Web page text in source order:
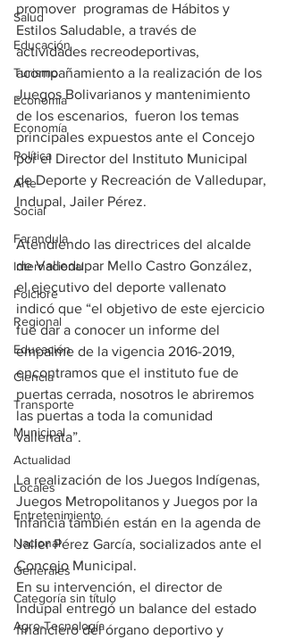
Salud
Educación
Turismo
Economía
Economía
Política
Arte
Social
Farandula
Internacional
Folclore
Regional
Educación
Ciencia
Transporte
Municipal
Actualidad
Locales
Entretenimiento
Nacional
Generales
Categoría sin título
Agro-Tecnología
promover  programas de Hábitos y
Estilos Saludable, a través de
actividades recreodeportivas,
acompañamiento a la realización de los
Juegos Bolivarianos y mantenimiento
de los escenarios,  fueron los temas
principales expuestos ante el Concejo
por el Director del Instituto Municipal
de Deporte y Recreación de Valledupar,
Indupal, Jailer Pérez.
Atendiendo las directrices del alcalde
de Valledupar Mello Castro González,
el ejecutivo del deporte vallenato
indicó que “el objetivo de este ejercicio
fue dar a conocer un informe del
empalme de la vigencia 2016-2019,
encontramos que el instituto fue de
puertas cerrada, nosotros le abriremos
las puertas a toda la comunidad
vallenata”.
La realización de los Juegos Indígenas,
Juegos Metropolitanos y Juegos por la
Infancia también están en la agenda de
Jailer Pérez García, socializados ante el
Concejo Municipal.
En su intervención, el director de
Indupal entregó un balance del estado
financiero del órgano deportivo y